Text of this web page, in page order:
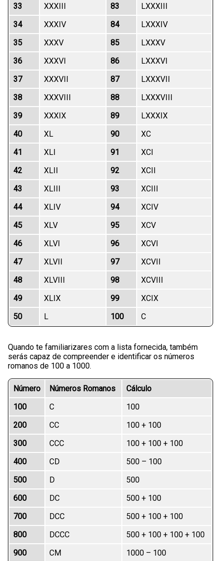
33 XXXIII 83
LXXXIII
34
XXXIV 84
LXXXIV
35
XXXV 85
LXXXV
36
XXXVI 86
LXXXVI
37
XXXVII 87
LXXXVII
38
XXXVIII 88
LXXXVIII
39
XXXIX 89
LXXXIX
40
XL 90
XC
41
XLI 91
XCI
42
XLII 92
XCII
43
XLIII 93
XCIII
44
XLIV 94
XCIV
45
XLV 95
XCV
46
XLVI 96
XCVI
47
XLVII 97
XCVII
48
XLVIII 98
XCVIII
49
XLIX 99
XCIX
50
L 100 C
Quando te familiarizares com a lista fornecida, também
serás capaz de compreender e identificar os números
romanos de 100 a 1000.
Número Números Romanos
Cálculo
100
C
100
200
CC
100 + 100
300
CCC
100 + 100 + 100
400
CD
500 – 100
500
D
500
600
DC
500 + 100
700
DCC
500 + 100 + 100
800
DCCC
500 + 100 + 100 + 100
900
CM
1000 – 100